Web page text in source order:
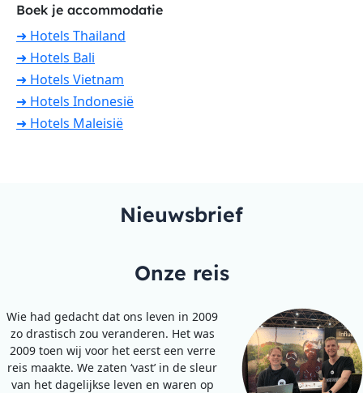
Boek je accommodatie
➜ Hotels Thailand
➜ Hotels Bali
➜ Hotels Vietnam
➜ Hotels Indonesië
➜ Hotels Maleisië
Nieuwsbrief
Onze reis
Wie had gedacht dat ons leven in 2009
zo drastisch zou veranderen. Het was
2009 toen wij voor het eerst een verre
reis maakte. We zaten ‘vast’ in de sleur
van het dagelijkse leven en waren op